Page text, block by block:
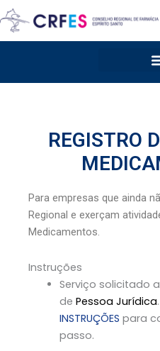
para
o
REGISTRO
Para empresas que ainda
Regional e exerçam
Medicamentos.
Instruções
Serviço solicitado
de Pessoa Jurídica
INSTRUÇÕES para
passo.